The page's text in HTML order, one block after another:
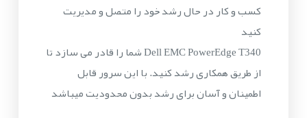
کسب و کار در حال رشد خود را متصل و مدیریت
کنید
Dell EMC PowerEdge T340 شما را قادر می سازد تا
از طریق همکاری رشد کنید. با این سرور قابل
اطمینان و آسان برای رشد بدون محدودیت میباشد